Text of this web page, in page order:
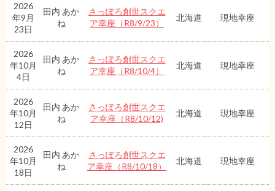
2026
年9月
23日
田内 あか
ね
さっぽろ創世スクエ
ア幸座（R8/9/23）
北海道 現地幸座
2026
年10月
4日
田内 あか
ね
さっぽろ創世スクエ
ア幸座（R8/10/4）
北海道 現地幸座
2026
年10月
12日
田内 あか
ね
さっぽろ創世スクエ
ア幸座（R8/10/12)
北海道 現地幸座
2026
年10月
18日
田内 あか
ね
さっぽろ創世スクエ
ア幸座（R8/10/18）
北海道 現地幸座